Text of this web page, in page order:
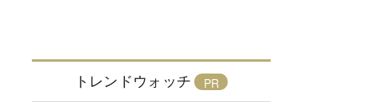
トレンドウォッチ